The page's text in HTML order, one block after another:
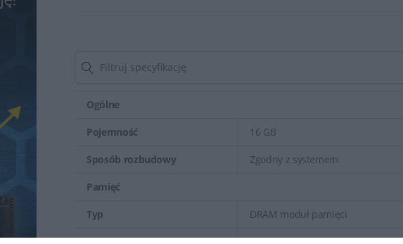
Ogólne
Pojemność 16 GB
Sposób rozbudowy Zgodny z systemem
Pamięć
Typ DRAM moduł pamięci